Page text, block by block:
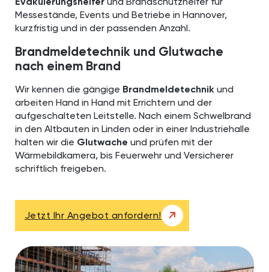
Messestände, Events und Betriebe in Hannover,
kurzfristig und in der passenden Anzahl.
Brandmeldetechnik und Glutwache
nach einem Brand
Wir kennen die gängige Brandmeldetechnikund
arbeiten Hand in Hand mit Errichtern und der
aufgeschalteten Leitstelle. Nach einem Schwelbrand
in den Altbauten in Linden oder in einer Industriehalle
halten wir die Glutwache und prüfen mit der
Wärmebildkamera, bis Feuerwehr und Versicherer
schriftlich freigeben.
Jetzt Ihr Angebot anfordern!